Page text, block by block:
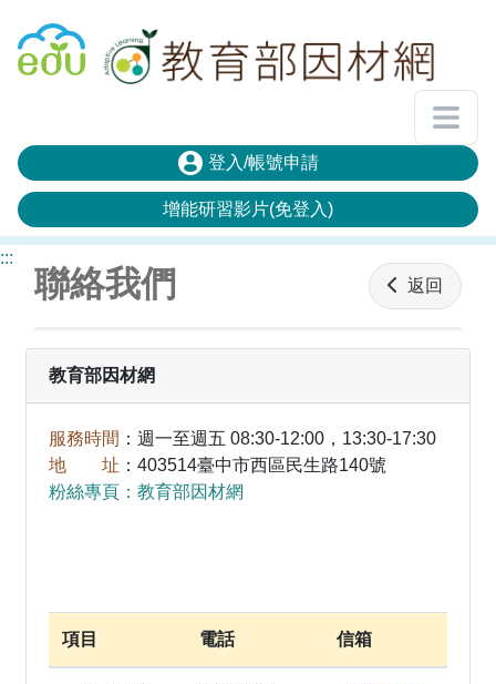
回教育雲首頁
登入/帳號申請
增能研習影片(免登入)
:::
聯絡我們 返回
教育部因材網
服務時間 ：週一至週五 08:30-12:00，13:30-17:30
地 址 ：403514臺中市西區民生路140號
粉絲專頁：教育部因材網
項目 電話 信箱